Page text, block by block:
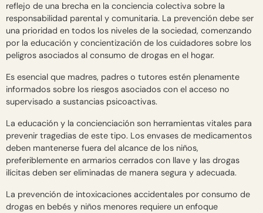
reflejo de una brecha en la conciencia colectiva sobre la
responsabilidad parental y comunitaria. La prevención debe ser
una prioridad en todos los niveles de la sociedad, comenzando
por la educación y concientización de los cuidadores sobre los
peligros asociados al consumo de drogas en el hogar.
Es esencial que madres, padres o tutores estén plenamente
informados sobre los riesgos asociados con el acceso no
supervisado a sustancias psicoactivas.
La educación y la concienciación son herramientas vitales para
prevenir tragedias de este tipo. Los envases de medicamentos
deben mantenerse fuera del alcance de los niños,
preferiblemente en armarios cerrados con llave y las drogas
ilícitas deben ser eliminadas de manera segura y adecuada.
La prevención de intoxicaciones accidentales por consumo de
drogas en bebés y niños menores requiere un enfoque